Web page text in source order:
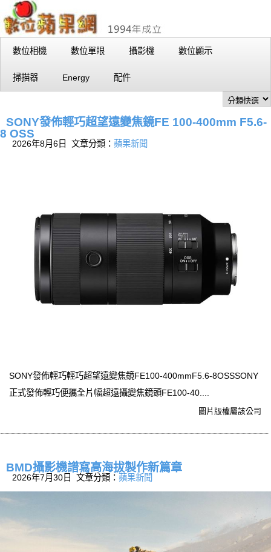
數位相機 數位單眼 攝影機 數位顯示
掃描器 Energy 配件
SONY發佈輕巧超望遠變焦鏡FE 100-400mm F5.6-
8 OSS
2026年8月6日 文章分類： 蘋果新聞
SONY發佈輕巧輕巧超望遠變焦鏡FE100-400mmF5.6-8OSSSONY
正式發佈輕巧便攜全片幅超遠攝變焦鏡頭FE100-40....
圖片版權屬該公司
BMD攝影機譜寫高海拔製作新篇章
2026年7月30日 文章分類： 蘋果新聞